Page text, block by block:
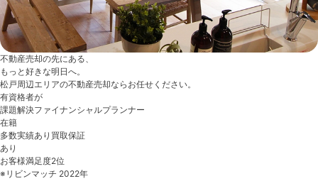
不動産売却の先にある、
もっと好きな明日へ。
松戸周辺エリアの不動産売却ならお任せください。
有資格者が
課題解決ファイナンシャルプランナー
在籍
多数実績あり 買取保証
あり
お客様満足度2位
※リビンマッチ 2022年